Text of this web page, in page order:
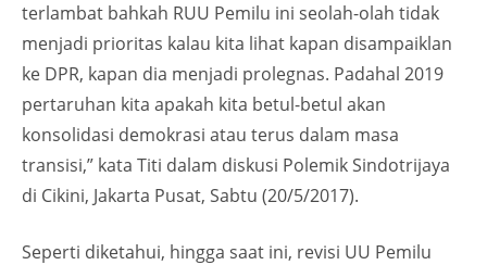
terlambat bahkah RUU Pemilu ini seolah-olah tidak
menjadi prioritas kalau kita lihat kapan disampaiklan
ke DPR, kapan dia menjadi prolegnas. Padahal 2019
pertaruhan kita apakah kita betul-betul akan
konsolidasi demokrasi atau terus dalam masa
transisi,” kata Titi dalam diskusi Polemik Sindotrijaya
di Cikini, Jakarta Pusat, Sabtu (20/5/2017).
Seperti diketahui, hingga saat ini, revisi UU Pemilu